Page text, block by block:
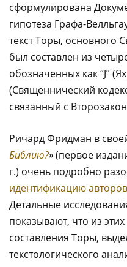
сформулирована
гипотеза Графа-
текст Торы, основного
был составлен из
обозначенных как “J”
(Священнический
связанный с
Ричард Фридман в
Библию?»(первое
г.) очень подробно
идентификацию
Детальные
показывают, что из
составления Торы,
текстологического